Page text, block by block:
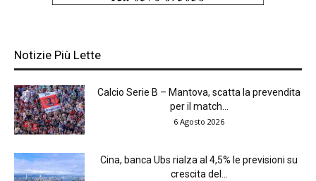
Notizie Più Lette
Calcio Serie B – Mantova, scatta la prevendita
per il match...
6 Agosto 2026
Cina, banca Ubs rialza al 4,5% le previsioni su
crescita del...